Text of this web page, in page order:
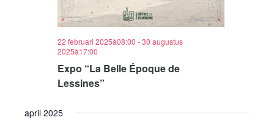
Expo “La Belle Époque de
Lessines”
22 februari 2025à08:00 -30 augustus
2025à17:00
april 2025